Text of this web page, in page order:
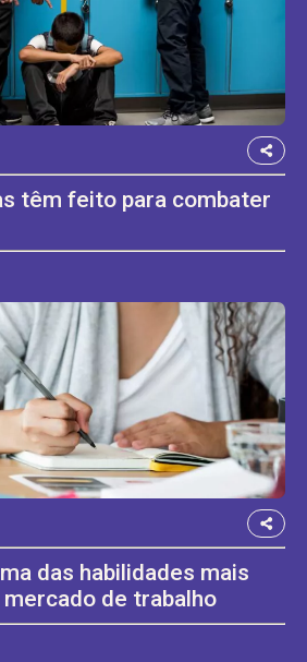
têm feito para combater
das habilidades mais
de trabalho